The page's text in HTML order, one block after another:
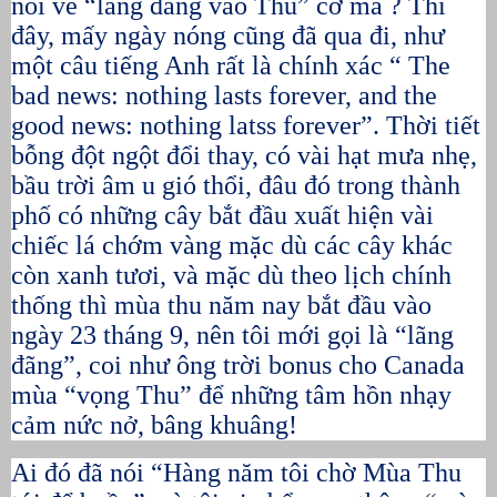
đây, mấy ngày nóng cũng đã qua đi, như
một câu tiếng Anh rất là chính xác “ The
bad news: nothing lasts forever, and the
good news: nothing latss forever”. Thời tiết
bỗng đột ngột đổi thay, có vài hạt mưa nhẹ,
bầu trời âm u gió thổi, đâu đó trong thành
phố có những cây bắt đầu xuất hiện vài
chiếc lá chớm vàng mặc dù các cây khác
còn xanh tươi, và mặc dù theo lịch chính
thống thì mùa thu năm nay bắt đầu vào
ngày 23 tháng 9, nên tôi mới gọi là “lãng
đãng”, coi như ông trời bonus cho Canada
mùa “vọng Thu” để những tâm hồn nhạy
cảm nức nở, bâng khuâng!
Ai đó đã nói “Hàng năm tôi chờ Mùa Thu